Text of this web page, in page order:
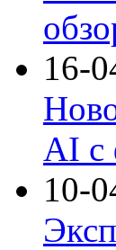
16-
AI с
10-